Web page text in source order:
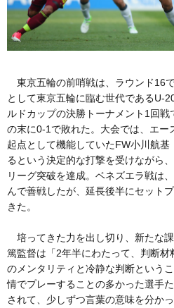
東京五輪の前哨戦は、ラウンド16
として東京五輪に臨む世代であるU-
ルドカップの決勝トーナメント1回
の末に0-1で敗れた。大会では、エー
起点として機能していたFW小川航
るという決定的な打撃を受けながら
リーグ突破を達成。ベネズエラ戦は
んで善戦したが、延長後半にセット
きた。
培ってきた力を出し切り、新たな
篤監督は「2年半にわたって、判断
のメンタリティと冷静な判断という
情でプレーすることの多かった選手
されて、少しずつ言葉の意味を分か